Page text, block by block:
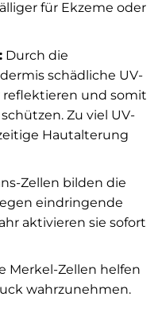
für Ekzeme oder
Durch die
schädliche UV-
reflektieren und somit
Zu viel UV-
Hautalterung
Zellen bilden die
eindringende
aktivieren sie sofort
Merkel-Zellen helfen
wahrzunehmen.